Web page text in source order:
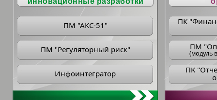
ПМ "АКС-51"
ПМ "Регуляторный риск"
Инфоинтегратор
ПК
ПM
(модуль
ПK